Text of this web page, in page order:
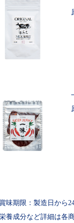
味期限：製造日から
養成分など詳細は各